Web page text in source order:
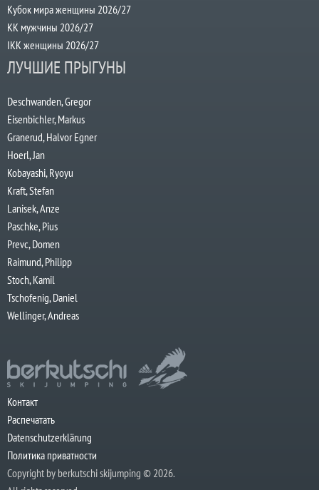
Кубок мира женщины 2026/27
КК мужчины 2026/27
IKK женщины 2026/27
ЛУЧШИЕ ПРЫГУНЫ
Deschwanden, Gregor
Eisenbichler, Markus
Granerud, Halvor Egner
Hoerl, Jan
Kobayashi, Ryoyu
Kraft, Stefan
Lanisek, Anze
Paschke, Pius
Prevc, Domen
Raimund, Philipp
Stoch, Kamil
Tschofenig, Daniel
Wellinger, Andreas
Контакт
Распечатать
Datenschutzerklärung
Политика приватности
Copyright by berkutschi skijumping © 2026.